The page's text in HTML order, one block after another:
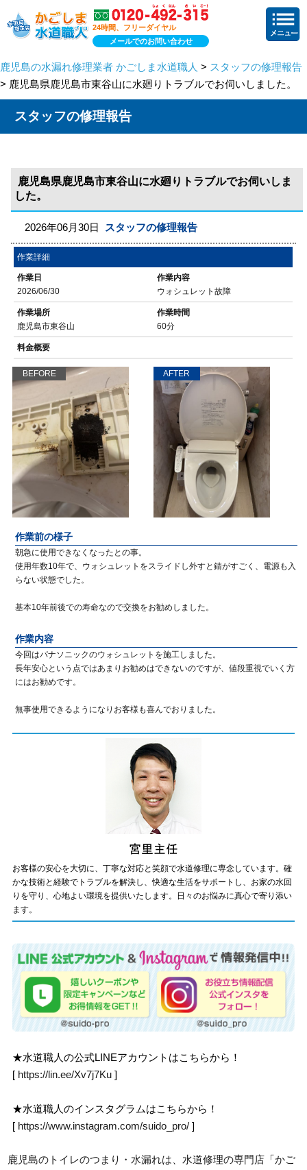
24時間、フリーダイヤル
メールでのお問い合わせ
鹿児島の水漏れ修理業者 かごしま水道職人 > スタッフの修理報告
> 鹿児島県鹿児島市東谷山に水廻りトラブルでお伺いしました。
スタッフの修理報告
鹿児島県鹿児島市東谷山に水廻りトラブルでお伺いしま
した。
2026年06月30日 スタッフの修理報告
作業詳細
作業日
2026/06/30
作業内容
ウォシュレット故障
作業場所
鹿児島市東谷山
作業時間
60分
料金概要
BEFORE AFTER
作業前の様子
朝急に使用できなくなったとの事。
使用年数10年で、ウォシュレットをスライドし外すと錆がすごく、電源も入
らない状態でした。
基本10年前後での寿命なので交換をお勧めしました。
作業内容
今回はパナソニックのウォシュレットを施工しました。
長年安心という点ではあまりお勧めはできないのですが、値段重視でいく方
にはお勧めです。
無事使用できるようになりお客様も喜んでおりました。
お客様の安心を大切に、丁寧な対応と笑顔で水道修理に専念しています。確
かな技術と経験でトラブルを解決し、快適な生活をサポートし、お家の水回
りを守り、心地よい環境を提供いたします。日々のお悩みに真心で寄り添い
ます。
★水道職人の公式LINEアカウントはこちらから！
[ https://lin.ee/Xv7j7Ku ]
★水道職人のインスタグラムはこちらから！
[ https://www.instagram.com/suido_pro/ ]
鹿児島のトイレのつまり・水漏れは、水道修理の専門店「かご